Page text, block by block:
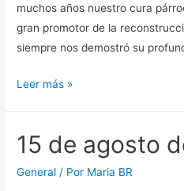
muchos años nuestro cura
gran promotor de la
siempre nos demostró su
Fallece
Tarjuelo
Leer más »
15 de agosto
General / Por Maria BR